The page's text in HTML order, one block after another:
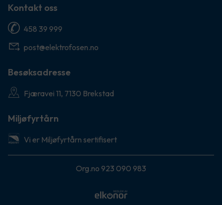
Kontakt oss
458 39 999
post@elektrofosen.no
Besøksadresse
Fjæravei 11, 7130 Brekstad
Miljøfyrtårn
Vi er Miljøfyrtårn sertifisert
Org.no 923 090 983